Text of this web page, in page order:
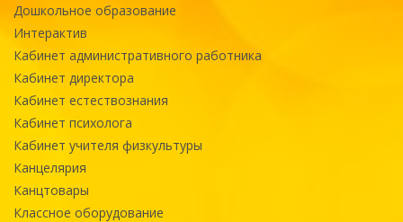
Дошкольное образование
Интерактив
Кабинет административного работника
Кабинет директора
Кабинет естествознания
Кабинет психолога
Кабинет учителя физкультуры
Канцелярия
Канцтовары
Классное оборудование